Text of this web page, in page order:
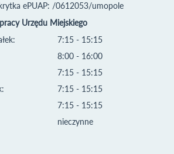
ePUAP: /0612053/umopole
Urzędu Miejskiego
7:15 - 15:15
8:00 - 16:00
7:15 - 15:15
7:15 - 15:15
7:15 - 15:15
nieczynne